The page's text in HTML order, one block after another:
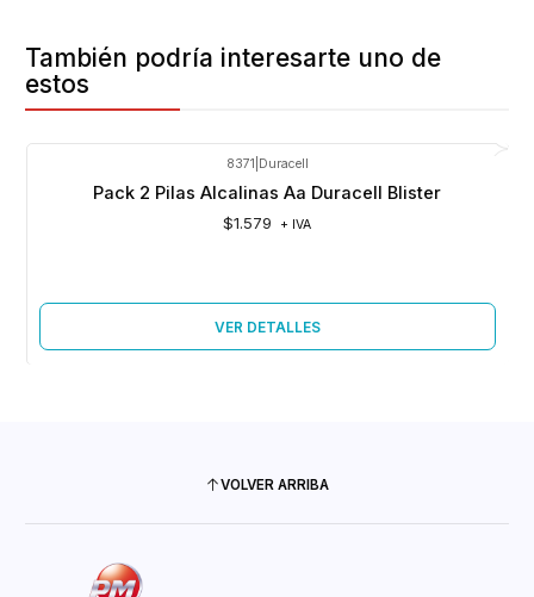
También podría interesarte uno de
estos
Agotado
8371 Duracell
Pack 2 Pilas Alcalinas Aa Duracell Blister
$1.579 + IVA
VER DETALLES
VOLVER ARRIBA